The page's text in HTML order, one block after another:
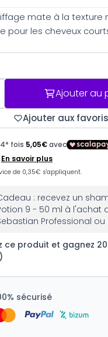
mate à la texture
pour les cheveux
Ajouter au
Ajouter aux favoris
: recevez un
9 - 50 ml à l'achat
Professional ou
ce produit et gagnez 20
sécurisé